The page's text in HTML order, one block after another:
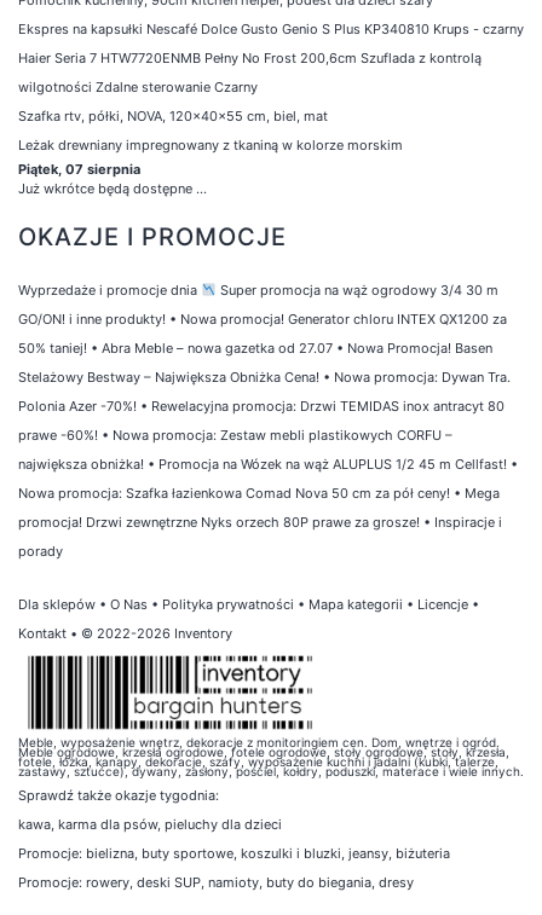
Ekspres na kapsułki Nescafé Dolce Gusto Genio S Plus KP340810 Krups - czarny
Haier Seria 7 HTW7720ENMB Pełny No Frost 200,6cm Szuflada z kontrolą
wilgotności Zdalne sterowanie Czarny
Szafka rtv, półki, NOVA, 120x40x55 cm, biel, mat
Leżak drewniany impregnowany z tkaniną w kolorze morskim
Piątek, 07 sierpnia
Już wkrótce będą dostępne ...
OKAZJE I PROMOCJE
Wyprzedaże i promocje dnia
Super promocja na wąż ogrodowy 3/4 30 m
GO/ON! i inne produkty! • Nowa promocja! Generator chloru INTEX QX1200 za
50% taniej! • Abra Meble – nowa gazetka od 27.07 • Nowa Promocja! Basen
Stelażowy Bestway – Największa Obniżka Cena! • Nowa promocja: Dywan Tra.
Polonia Azer -70%! • Rewelacyjna promocja: Drzwi TEMIDAS inox antracyt 80
prawe -60%! • Nowa promocja: Zestaw mebli plastikowych CORFU –
największa obniżka! • Promocja na Wózek na wąż ALUPLUS 1/2 45 m Cellfast! •
Nowa promocja: Szafka łazienkowa Comad Nova 50 cm za pół ceny! • Mega
promocja! Drzwi zewnętrzne Nyks orzech 80P prawe za grosze! • Inspiracje i
porady
Dla sklepów • O Nas • Polityka prywatności • Mapa kategorii • Licencje •
Kontakt • © 2022-2026 Inventory
Meble, wyposażenie wnętrz, dekoracje z monitoringiem cen. Dom, wnętrze i ogród.
Meble ogrodowe, krzesła ogrodowe, fotele ogrodowe, stoły ogrodowe, stoły, krzesła,
fotele, łóżka, kanapy, dekoracje, szafy, wyposażenie kuchni i jadalni (kubki, talerze,
zastawy, sztućce), dywany, zasłony, pościel, kołdry, poduszki, materace i wiele innych.
Sprawdź także okazje tygodnia:
kawa, karma dla psów, pieluchy dla dzieci
Promocje: bielizna, buty sportowe, koszulki i bluzki, jeansy, biżuteria
Promocje: rowery, deski SUP, namioty, buty do biegania, dresy